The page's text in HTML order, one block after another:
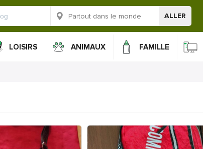
ALLER
LOISIRS ANIMAUX FAMILLE